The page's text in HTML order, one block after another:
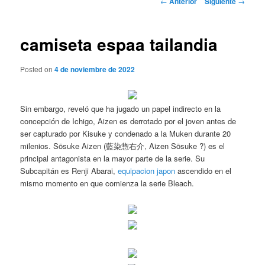
camiseta espaa tailandia
Posted on4 de noviembre de 2022
Sin embargo, reveló que ha jugado un papel indirecto en la
concepción de Ichigo, Aizen es derrotado por el joven antes de
ser capturado por Kisuke y condenado a la Muken durante 20
milenios. Sōsuke Aizen (藍染惣右介, Aizen Sōsuke ?) es el
principal antagonista en la mayor parte de la serie. Su
Subcapitán es Renji Abarai,equipacion japon ascendido en el
mismo momento en que comienza la serie Bleach.